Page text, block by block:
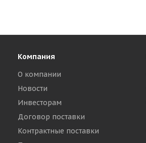
Компания
О компании
Новости
Инвесторам
Договор поставки
Контрактные поставки